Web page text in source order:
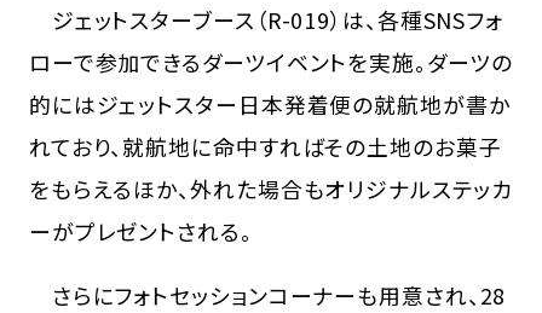
ジェットスターブース（R-019）は、各種SNSフォ
ローで参加できるダーツイベントを実施。ダーツの
的にはジェットスター日本発着便の就航地が書か
れており、就航地に命中すればその土地のお菓子
をもらえるほか、外れた場合もオリジナルステッカ
ーがプレゼントされる。
さらにフォトセッションコーナーも用意され、28